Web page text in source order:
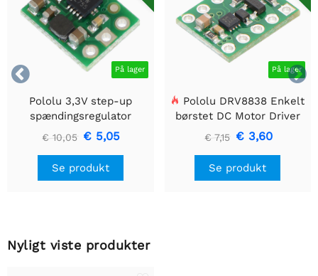

 På lager
Pololu 3,3V step-up
spændingsregulator
U1V10F3
€ 10,05 € 5,05
Se produkt
På lager
Pololu DRV8838 Enkelt
børstet DC Motor Driver
Holder
€ 7,15 € 3,60
Se produkt
Nyligt viste produkter